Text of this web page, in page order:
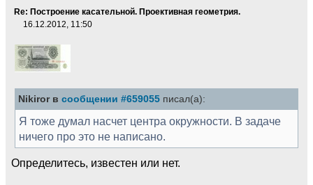
Re: Построение касательной. Проективная геометрия.
16.12.2012, 11:50
Nikiror в сообщении #659055 писал(а):
Я тоже думал насчет центра окружности. В задаче
ничего про это не написано.
Определитесь, известен или нет.